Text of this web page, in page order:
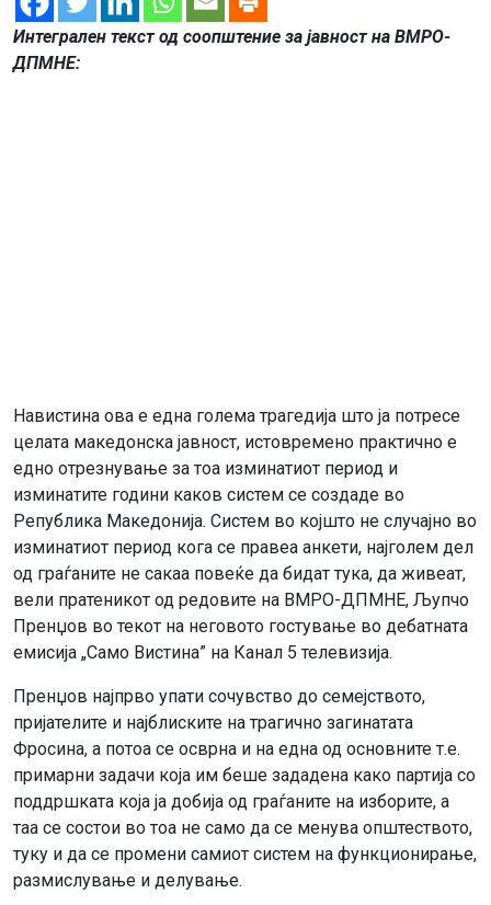
Интегрален текст од соопштение за јавност на ВМРО-
ДПМНЕ:
Навистина ова е една голема трагедија што ја потресе
целата македонска јавност, истовремено практично е
едно отрезнување за тоа изминатиот период и
изминатите години каков систем се создаде во
Република Македонија. Систем во којшто не случајно во
изминатиот период кога се правеа анкети, најголем дел
од граѓаните не сакаа повеќе да бидат тука, да живеат,
вели пратеникот од редовите на ВМРО-ДПМНЕ, Љупчо
Пренџов во текот на неговото гостување во дебатната
емисија „Само Вистина” на Канал 5 телевизија.
Пренџов најпрво упати сочувство до семејството,
пријателите и најблиските на трагично загинатата
Фросина, а потоа се осврна и на една од основните т.е.
примарни задачи која им беше зададена како партија со
поддршката која ја добија од граѓаните на изборите, а
таа се состои во тоа не само да се менува општеството,
туку и да се промени самиот систем на функционирање,
размислување и делување.